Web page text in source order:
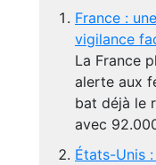
France :
vigilance
La France
alerte aux
bat déjà le
avec
États-Unis